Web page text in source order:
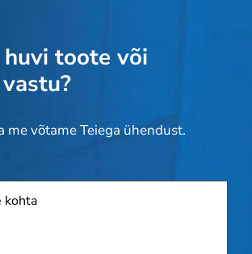
huvi toote või
me võtame Teiega ühendust.